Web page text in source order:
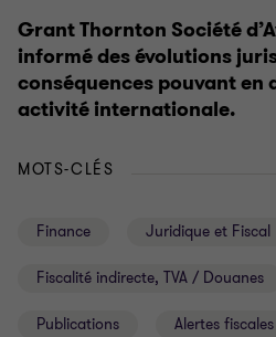
Grant Thornton Société
informé des évolutions
conséquences pouvant en
activité internationale.
MOTS-CLÉS
Finance Juridique et Fiscal
Fiscalité indirecte, TVA / Douanes
Publications Alertes fiscales